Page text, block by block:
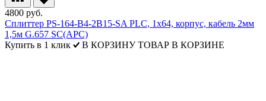
4800 руб.
Сплиттер PS-164-B4-2B15-SA PLC, 1x64, корпус, кабель 2мм
1,5м G.657 SC(APC)
Купить в 1 клик
В КОРЗИНУ ТОВАР В КОРЗИНЕ